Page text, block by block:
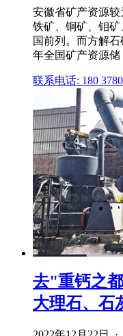
安徽省矿产资源较
铁矿、铜矿、钼
国前列。而方解
年全国矿产资源储
联系电话: 180 3780
去"重钙之
大理石、石